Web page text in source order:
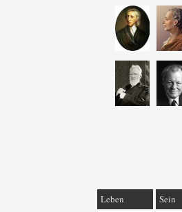
Leben Sein